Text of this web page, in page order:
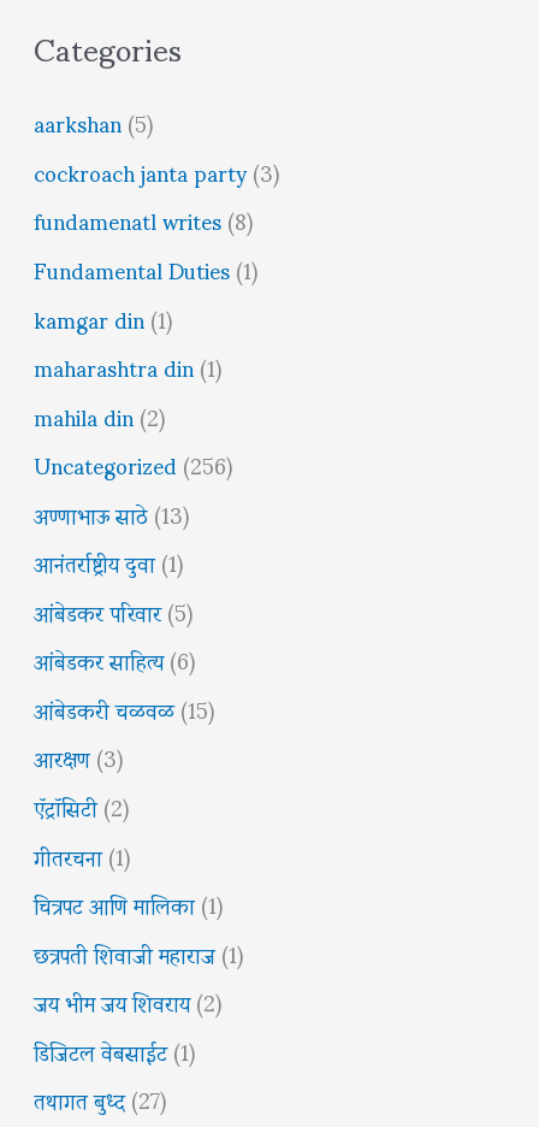
Categories
aarkshan(5)
cockroach janta party(3)
fundamenatl writes(8)
Fundamental Duties(1)
kamgar din(1)
maharashtra din(1)
mahila din(2)
Uncategorized(256)
अण्णाभाऊ साठे(13)
आनंतर्राष्ट्रीय दुवा(1)
आंबेडकर परिवार(5)
आंबेडकर साहित्य(6)
आंबेडकरी चळवळ(15)
आरक्षण(3)
ऍट्रॉसिटी(2)
गीतरचना(1)
चित्रपट आणि मालिका(1)
छत्रपती शिवाजी महाराज(1)
जय भीम जय शिवराय(2)
डिजिटल वेबसाईट(1)
तथागत बुध्द(27)